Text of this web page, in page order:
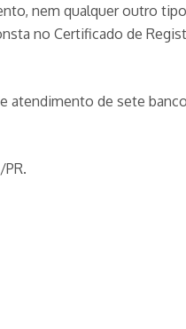
nem qualquer outro
no Certificado de
de sete